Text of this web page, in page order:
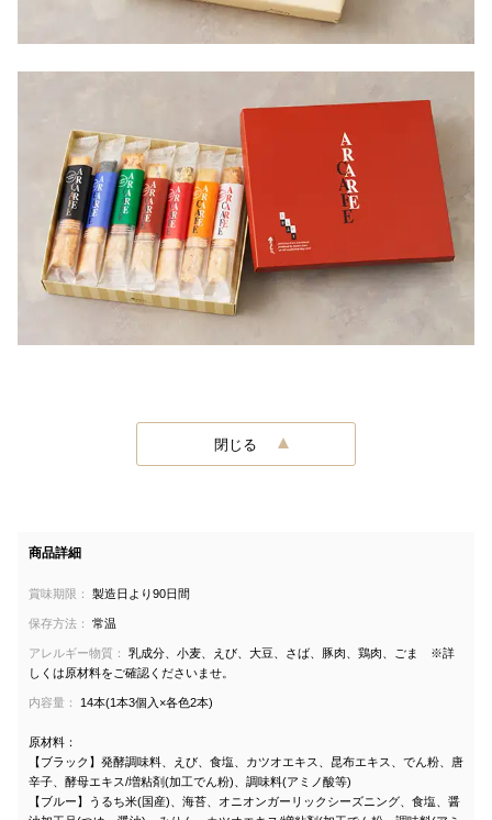
閉じる
商品詳細
賞味期限： 製造日より90日間
保存方法： 常温
アレルギー物質：
乳成分、小麦、えび、大豆、さば、豚肉、鶏肉、ごま ※詳
しくは原材料をご確認くださいませ。
内容量： 14本(1本3個入×各色2本)
原材料：
【ブラック】発酵調味料、えび、食塩、カツオエキス、昆布エキス、でん粉、唐
辛子、酵母エキス/増粘剤(加工でん粉)、調味料(アミノ酸等)
【ブルー】うるち米(国産)、海苔、オニオンガーリックシーズニング、食塩、醤